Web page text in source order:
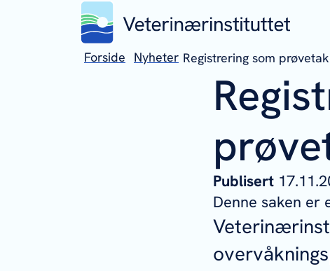
Forside Nyheter Registrering som
Publisert
Denne saken er